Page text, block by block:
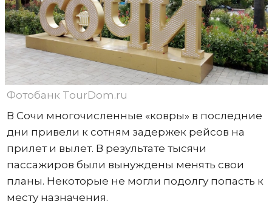
Фотобанк TourDom.ru
В Сочи многочисленные «ковры» в последние
дни привели к сотням задержек рейсов на
прилет и вылет. В результате тысячи
пассажиров были вынуждены менять свои
планы. Некоторые не могли подолгу попасть к
месту назначения.